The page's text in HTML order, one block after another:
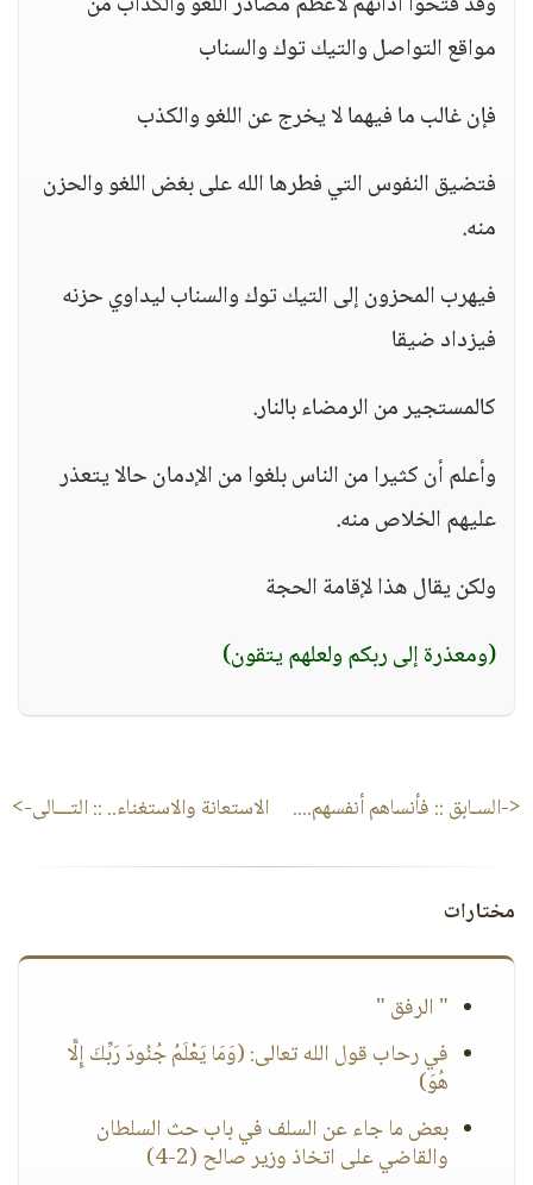
مواقع التواصل والتيك توك والسناب
فإن غالب ما فيهما لا يخرج عن اللغو والكذب
فتضيق النفوس التي فطرها الله على بغض اللغو والحزن
منه.
فيهرب المحزون إلى التيك توك والسناب ليداوي حزنه
فيزداد ضيقا
كالمستجير من الرمضاء بالنار.
وأعلم أن كثيرا من الناس بلغوا من الإدمان حالا يتعذر
عليهم الخلاص منه.
ولكن يقال هذا لإقامة الحجة
(ومعذرة إلى ربكم ولعلهم يتقون)
<-السـابق :: فأنساهم أنفسهم.... الاستعانة والاستغناء.. :: التـــالى->
مختارات
" الرفق "
في رحاب قول الله تعالى: (وَمَا يَعْلَمُ جُنُودَ رَبِّكَ إِلَّا
هُوَ)
بعض ما جاء عن السلف في باب حث السلطان
والقاضي على اتخاذ وزير صالح (2-4)